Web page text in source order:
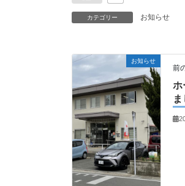
カテゴリー お知らせ
お知らせ
前
ホ